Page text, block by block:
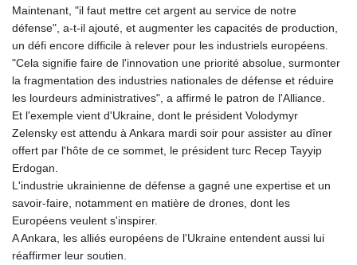
MRU 46.324997
MUR 54.084519
MVR 17.857278
MWK 1998.196
MXN 19.811636
MYR 4.721676
MZN 73.861472
NAD 18.721141
NGN 1573.958077
NOK 10.983967
NPR 175.450966
OMR 0.442316
Maintenant, "il faut mettre cet argent au service de notre
défense", a-t-il ajouté, et augmenter les capacités de production,
un défi encore difficile à relever pour les industriels européens.
"Cela signifie faire de l'innovation une priorité absolue, surmonter
la fragmentation des industries nationales de défense et réduire
les lourdeurs administratives", a affirmé le patron de l'Alliance.
Et l'exemple vient d'Ukraine, dont le président Volodymyr
Zelensky est attendu à Ankara mardi soir pour assister au dîner
offert par l'hôte de ce sommet, le président turc Recep Tayyip
Erdogan.
L'industrie ukrainienne de défense a gagné une expertise et un
savoir-faire, notamment en matière de drones, dont les
Européens veulent s'inspirer.
A Ankara, les alliés européens de l'Ukraine entendent aussi lui
réaffirmer leur soutien.